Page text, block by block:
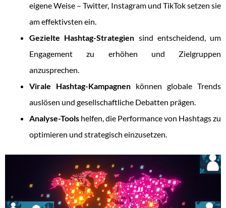
eigene Weise – Twitter, Instagram und TikTok setzen sie
am effektivsten ein.
Gezielte Hashtag-Strategien sind entscheidend, um
Engagement zu erhöhen und Zielgruppen
anzusprechen.
Virale Hashtag-Kampagnen können globale Trends
auslösen und gesellschaftliche Debatten prägen.
Analyse-Tools helfen, die Performance von Hashtags zu
optimieren und strategisch einzusetzen.